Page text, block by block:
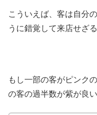
こういえば、客は自分
うに錯覚して来店せざ
もし一部の客がピンク
の客の過半数が紫が良